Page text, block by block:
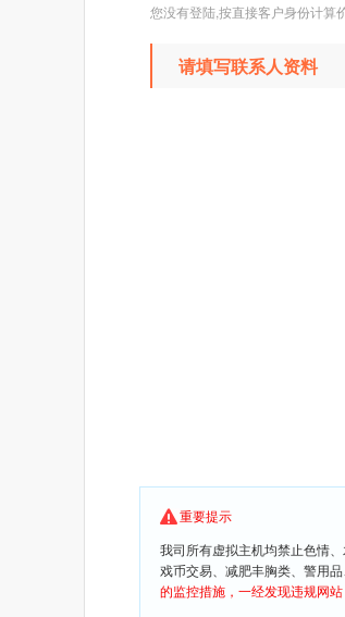
您没有登陆,按直接客户身份计算
请填写联系人资料
重要提示
我司所有虚拟主机均禁止色情
戏币交易、减肥丰胸类、警用
的监控措施，一经发现违规网站